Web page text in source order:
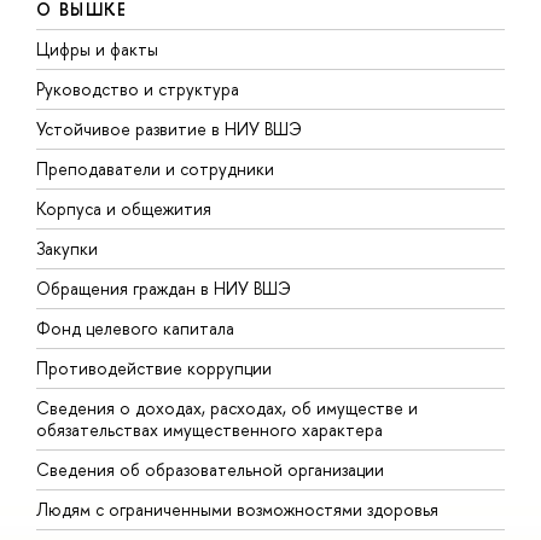
О ВЫШКЕ
Цифры и факты
Руководство и структура
Устойчивое развитие в НИУ ВШЭ
Преподаватели и сотрудники
Корпуса и общежития
Закупки
Обращения граждан в НИУ ВШЭ
Фонд целевого капитала
Противодействие коррупции
Сведения о доходах, расходах, об имуществе и
обязательствах имущественного характера
Сведения об образовательной организации
Людям с ограниченными возможностями здоровья